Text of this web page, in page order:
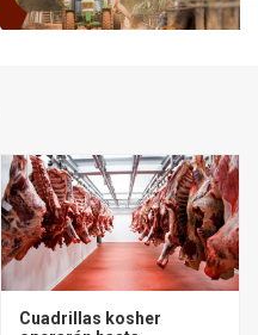
Cuadrillas kosher